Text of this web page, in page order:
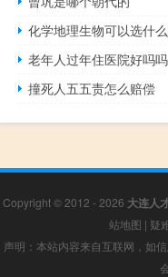
化学地理生物可以选什
老年人过年住医院好吗吗
撞死人五五责怎么赔偿
Copyright © 2012 - 2026 大连人
站地图 | 疑
声明：本站内容来自互联网，如